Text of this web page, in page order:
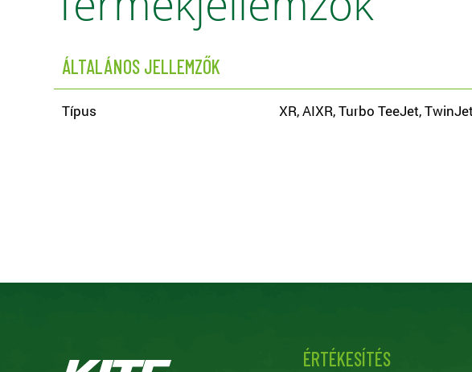
ÁLTALÁNOS JELLEMZŐK
Típus XR, AIXR, Turbo TeeJet, TwinJet
ÉRTÉKESÍTÉS